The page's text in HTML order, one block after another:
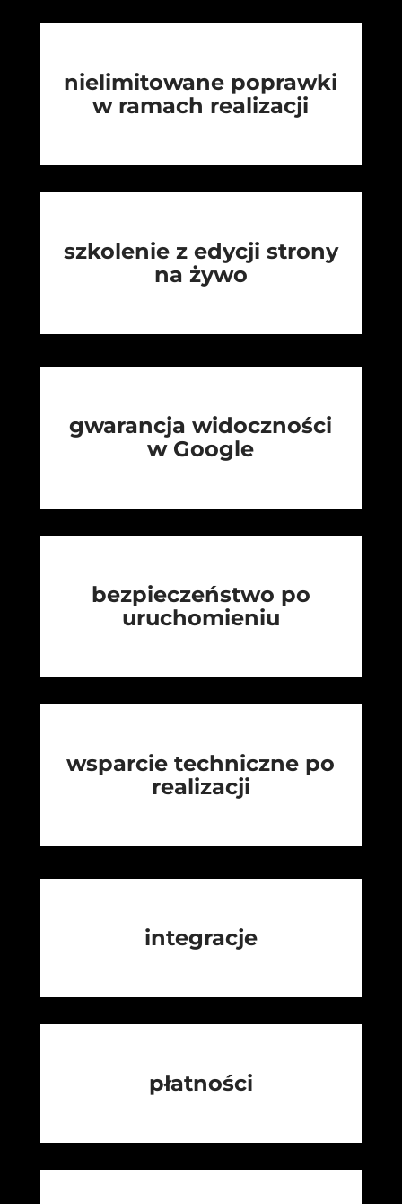
nielimitowane poprawki
w ramach realizacji
szkolenie z edycji strony
na żywo
gwarancja widoczności
w Google
bezpieczeństwo po
uruchomieniu
wsparcie techniczne po
realizacji
integracje
płatności